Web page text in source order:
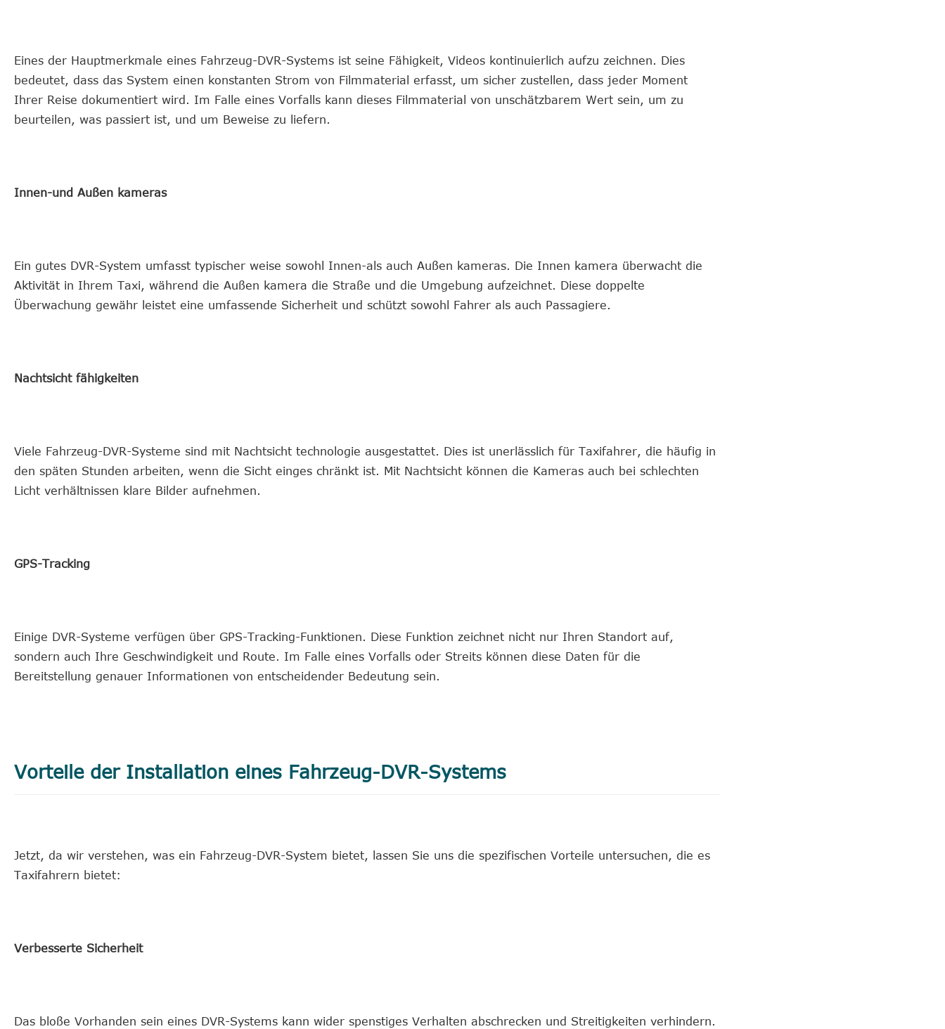
Eines der Hauptmerkmale eines Fahrzeug-DVR-Systems ist seine Fähigkeit, Videos kontinuierlich aufzu zeichnen. Dies
bedeutet, dass das System einen konstanten Strom von Filmmaterial erfasst, um sicher zustellen, dass jeder Moment
Ihrer Reise dokumentiert wird. Im Falle eines Vorfalls kann dieses Filmmaterial von unschätzbarem Wert sein, um zu
beurteilen, was passiert ist, und um Beweise zu liefern.
Innen-und Außen kameras
Ein gutes DVR-System umfasst typischer weise sowohl Innen-als auch Außen kameras. Die Innen kamera überwacht die
Aktivität in Ihrem Taxi, während die Außen kamera die Straße und die Umgebung aufzeichnet. Diese doppelte
Überwachung gewähr leistet eine umfassende Sicherheit und schützt sowohl Fahrer als auch Passagiere.
Nachtsicht fähigkeiten
Viele Fahrzeug-DVR-Systeme sind mit Nachtsicht technologie ausgestattet. Dies ist unerlässlich für Taxifahrer, die häufig in
den späten Stunden arbeiten, wenn die Sicht einges chränkt ist. Mit Nachtsicht können die Kameras auch bei schlechten
Licht verhältnissen klare Bilder aufnehmen.
GPS-Tracking
Einige DVR-Systeme verfügen über GPS-Tracking-Funktionen. Diese Funktion zeichnet nicht nur Ihren Standort auf,
sondern auch Ihre Geschwindigkeit und Route. Im Falle eines Vorfalls oder Streits können diese Daten für die
Bereitstellung genauer Informationen von entscheidender Bedeutung sein.
Vorteile der Installation eines Fahrzeug-DVR-Systems
Jetzt, da wir verstehen, was ein Fahrzeug-DVR-System bietet, lassen Sie uns die spezifischen Vorteile untersuchen, die es
Taxifahrern bietet:
Verbesserte Sicherheit
Das bloße Vorhanden sein eines DVR-Systems kann wider spenstiges Verhalten abschrecken und Streitigkeiten verhindern.